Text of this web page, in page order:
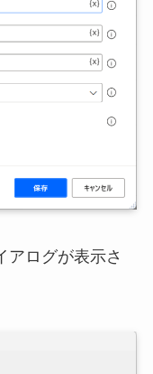
アログが表示さ